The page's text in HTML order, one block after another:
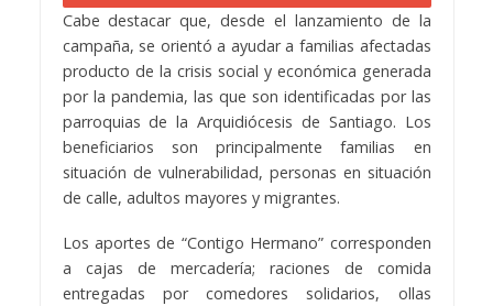
Cabe destacar que, desde el lanzamiento de la
campaña, se orientó a ayudar a familias afectadas
producto de la crisis social y económica generada
por la pandemia, las que son identificadas por las
parroquias de la Arquidiócesis de Santiago. Los
beneficiarios son principalmente familias en
situación de vulnerabilidad, personas en situación
de calle, adultos mayores y migrantes.
Los aportes de “Contigo Hermano” corresponden
a cajas de mercadería; raciones de comida
entregadas por comedores solidarios, ollas